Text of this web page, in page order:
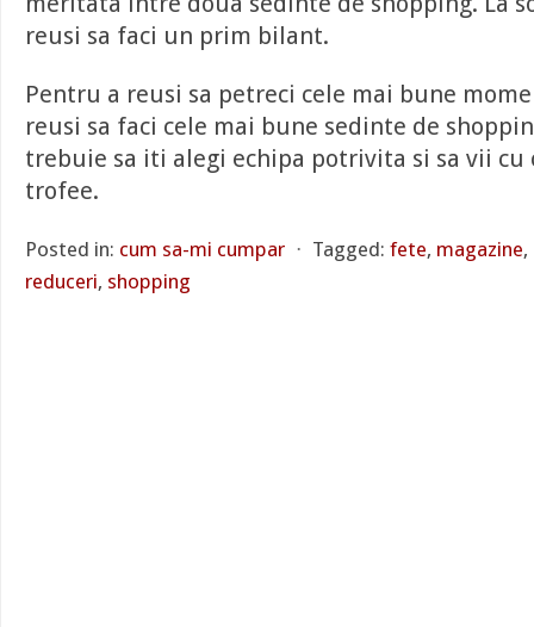
reusi sa faci un prim bilant.
Pentru a reusi sa petreci cele mai bune
reusi sa faci cele mai bune sedinte de
trebuie sa iti alegi echipa potrivita si sa vii cu
trofee.
Posted in: cum sa-mi cumpar ⋅ Tagged: fete, magazine,
reduceri, shopping